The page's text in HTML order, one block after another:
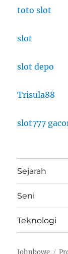
toto slot
slot
slot depo
Trisula88
slot777
Sejarah
Seni
Teknologi